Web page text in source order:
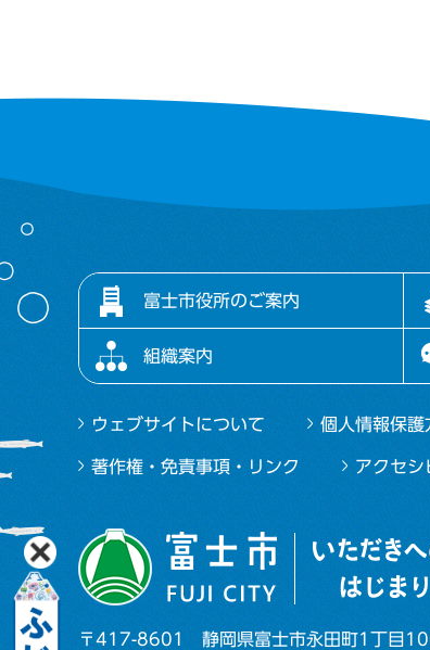
富士市役所のご案内
組織案内
ウェブサイトについて 個人情報保護
著作権・免責事項・リンク アクセシ
〒417-8601 静岡県富士市永田町1丁目